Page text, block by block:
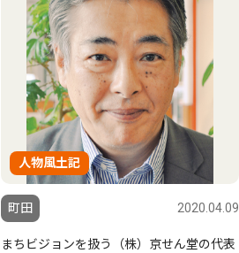
人物風土記
町田 2020.04.09
まちビジョンを扱う（株）京せん堂の代表